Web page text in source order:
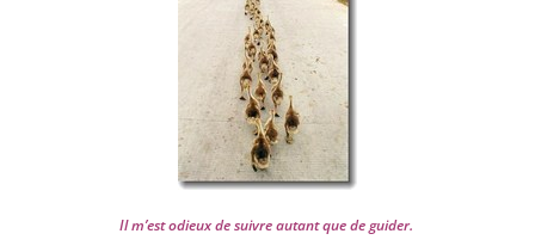
Il m’est odieux de suivre autant que de gui­der.